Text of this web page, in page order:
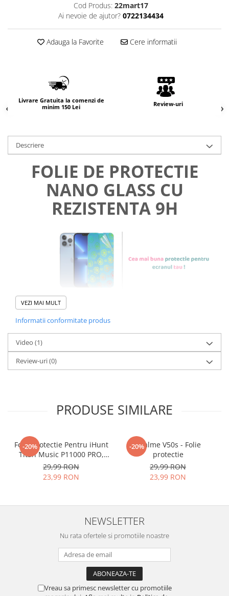
Cod Produs: 22mart17
Ai nevoie de ajutor? 0722134434
Adauga la Favorite Cere informatii
Livrare Gratuita la comenzi de
minim 150 Lei
Review-uri
Descriere
FOLIE DE PROTECTIE
NANO GLASS CU
REZISTENTA 9H
Foliile noastre sunt
aplicat chiar
tu.
producerea foliilor NUeste
sticla pe care o stim cu totii, ci
este Nano Glass
AcestagaranteazacaNU SE
SPARGEin mii de cioburi
ascutite si periculoase.
Nu numai ca este rezistenta la
zgarieturi si spargere, ci si
INTARESTEecranul!
Folia avand rezistenta 9H la
zgarieturi, asigura si un aspect
VEZI MAI MULT
Informatii conformitate produs
Video (1)
Review-uri(0)
PRODUSE SIMILARE
-20%
Folie Protectie Pentru iHunt
Titan Music P11000 PRO,
VDOO
29,99 RON
23,99 RON
-20%
Realme V50s - Folie
protectie
29,99 RON
23,99 RON
NEWSLETTER
Nu rata ofertele si promotiile noastre
Vreau sa primesc newsletter cu promotiile